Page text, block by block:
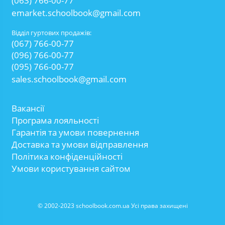
emarket.schoolbook@gmail.com
Відділ гуртових продажів:
(067) 766-00-77
(096) 766-00-77
(095) 766-00-77
sales.schoolbook@gmail.com
Вакансії
Програма лояльності
Гарантія та умови повернення
Доставка та умови відправлення
Політика конфіденційності
Умови користування сайтом
© 2002-2023 schoolbook.com.ua Усі права захищені